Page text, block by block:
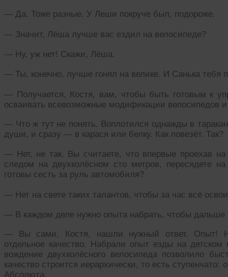
— Да. Тоже разные. У Леши покруче был, подороже.
— Значит, Лёша лучше вас ездил на велосипеде?
— Ну, уж нет! Скажи, Лёша.
— Ты, конечно, лучше гонял на велике. И Санька тебя
— Получается, Костя, вам, чтобы быть готовым к
осваивать всевозможные модификации велосипедов
— Что ж тут не понять. Воплотился однажды в
души, и сразу — в карася или белку. Как повезёт. Так?
— Нет, не так. Вы считаете, что впервые проехав на
следом на двухколёсном сто метров, пересядете
готовы сесть за руль автомобиля?
— Нет на свете таких талантов, чтобы за час всё
— В каждом деле нужно опыта набрать, чтобы дальше
— Вы сами, Костя, нашли нужный ответ. Опыт!
отдельное качество. Набрали опыт езды на
вождение двухколёсного велосипеда позволило
качество строится иерархически, то есть
Абсолюта.